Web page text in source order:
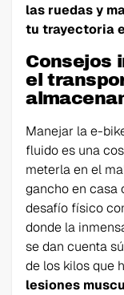
las ruedas y
tu trayectoria
Consejos
el
Manejar la e-
fluido es una
meterla en el
gancho en casa
desafío físico
donde la
se dan cuenta
de los kilos que
lesiones